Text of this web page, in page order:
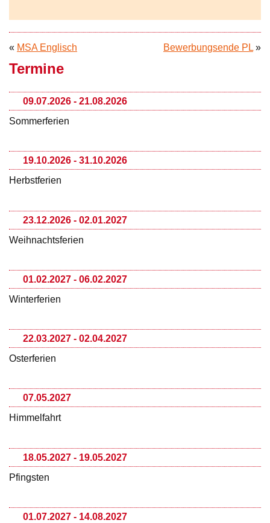
« MSA Englisch Bewerbungsende PL »
Termine
09.07.2026 - 21.08.2026
Sommerferien
19.10.2026 - 31.10.2026
Herbstferien
23.12.2026 - 02.01.2027
Weihnachtsferien
01.02.2027 - 06.02.2027
Winterferien
22.03.2027 - 02.04.2027
Osterferien
07.05.2027
Himmelfahrt
18.05.2027 - 19.05.2027
Pfingsten
01.07.2027 - 14.08.2027